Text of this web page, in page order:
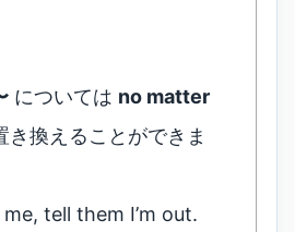
については no matter
き換えることができま
me, tell them I’m out.